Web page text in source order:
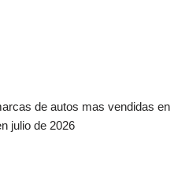
de autos mas vendidas en
julio de 2026